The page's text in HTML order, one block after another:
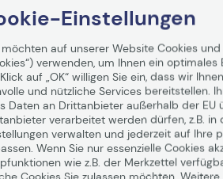
Einstellungen
auf unserer Website Cookies
verwenden, um Ihnen ein
auf „OK“ willigen Sie ein, dass wir
und nützliche Services bereitstellen.
Daten an Drittanbieter außerhalb der
verarbeitet werden dürfen, z.B. in
verwalten und jederzeit auf Ihre
Wenn Sie nur essenzielle Cookies
wie z.B. der Merkzettel